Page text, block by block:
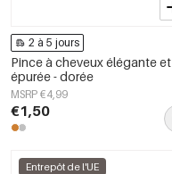
2 à 5 jours
Pince à cheveux élégante et
épurée - dorée
MSRP €4,99
€1,50
Entrepôt de l'UE